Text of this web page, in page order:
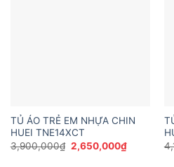
TỦ ÁO TRẺ EM NHỰA CHIN
HUEI TNE14XCT
3,900,000₫ Giá
gốc
2,650,000₫Giá
hiện